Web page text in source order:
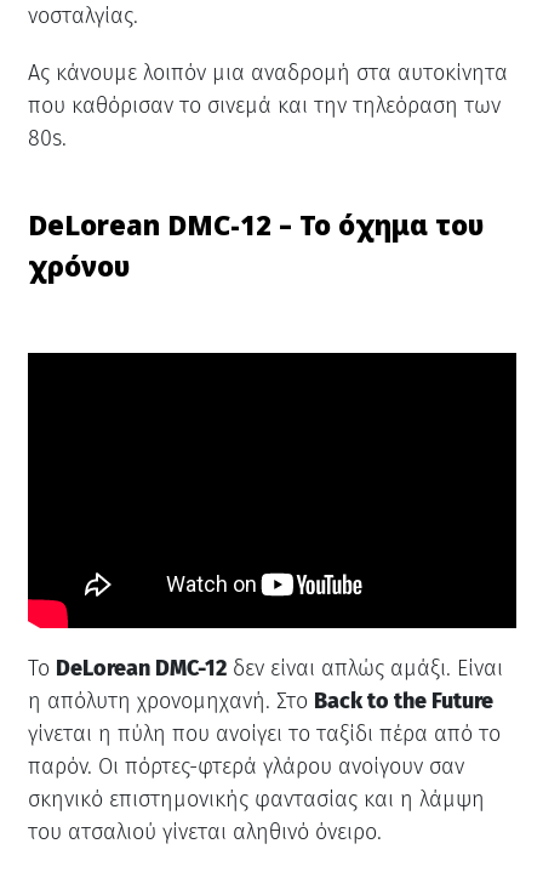
νοσταλγίας.
Ας κάνουμε λοιπόν μια αναδρομή στα αυτοκίνητα
που καθόρισαν το σινεμά και την τηλεόραση των
80s.
DeLorean DMC-12 – Το όχημα του
χρόνου
Το DeLorean DMC-12δεν είναι απλώς αμάξι. Είναι
η απόλυτη χρονομηχανή. Στο Back to the Future
γίνεται η πύλη που ανοίγει το ταξίδι πέρα από το
παρόν. Οι πόρτες-φτερά γλάρου ανοίγουν σαν
σκηνικό επιστημονικής φαντασίας και η λάμψη
του ατσαλιού γίνεται αληθινό όνειρο.